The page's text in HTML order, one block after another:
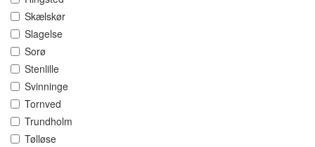
Skælskør
Slagelse
Sorø
Stenlille
Svinninge
Tornved
Trundholm
Tølløse